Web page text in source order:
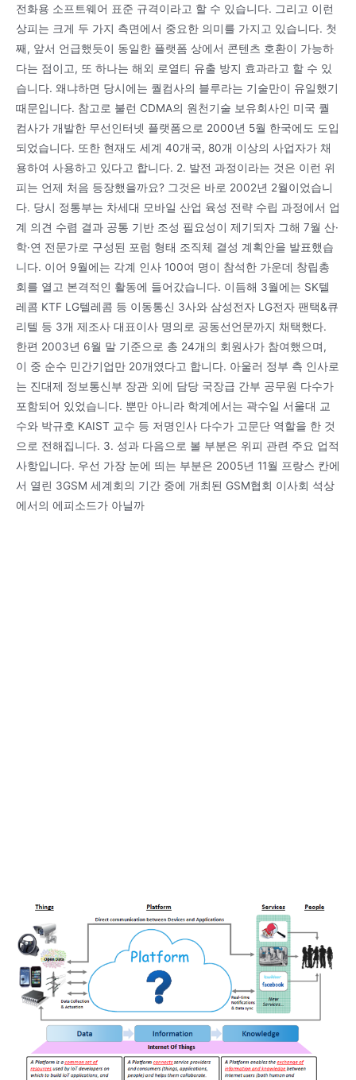
전화용 소프트웨어 표준 규격이라고 할 수 있습니다. 그리고 이런
상피는 크게 두 가지 측면에서 중요한 의미를 가지고 있습니다. 첫
째, 앞서 언급했듯이 동일한 플랫폼 상에서 콘텐츠 호환이 가능하
다는 점이고, 또 하나는 해외 로열티 유출 방지 효과라고 할 수 있
습니다. 왜냐하면 당시에는 퀄컴사의 블루라는 기술만이 유일했기
때문입니다. 참고로 불런 CDMA의 원천기술 보유회사인 미국 퀄
컴사가 개발한 무선인터넷 플랫폼으로 2000년 5월 한국에도 도입
되었습니다. 또한 현재도 세계 40개국, 80개 이상의 사업자가 채
용하여 사용하고 있다고 합니다. 2. 발전 과정이라는 것은 이런 위
피는 언제 처음 등장했을까요? 그것은 바로 2002년 2월이었습니
다. 당시 정통부는 차세대 모바일 산업 육성 전략 수립 과정에서 업
계 의견 수렴 결과 공통 기반 조성 필요성이 제기되자 그해 7월 산·
학·연 전문가로 구성된 포럼 형태 조직체 결성 계획안을 발표했습
니다. 이어 9월에는 각계 인사 100여 명이 참석한 가운데 창립총
회를 열고 본격적인 활동에 들어갔습니다. 이듬해 3월에는 SK텔
레콤 KTF LG텔레콤 등 이동통신 3사와 삼성전자 LG전자 팬택&큐
리텔 등 3개 제조사 대표이사 명의로 공동선언문까지 채택했다.
한편 2003년 6월 말 기준으로 총 24개의 회원사가 참여했으며,
이 중 순수 민간기업만 20개였다고 합니다. 아울러 정부 측 인사로
는 진대제 정보통신부 장관 외에 담당 국장급 간부 공무원 다수가
포함되어 있었습니다. 뿐만 아니라 학계에서는 곽수일 서울대 교
수와 박규호 KAIST 교수 등 저명인사 다수가 고문단 역할을 한 것
으로 전해집니다. 3. 성과 다음으로 볼 부분은 위피 관련 주요 업적
사항입니다. 우선 가장 눈에 띄는 부분은 2005년 11월 프랑스 칸에
서 열린 3GSM 세계회의 기간 중에 개최된 GSM협회 이사회 석상
에서의 에피소드가 아닐까